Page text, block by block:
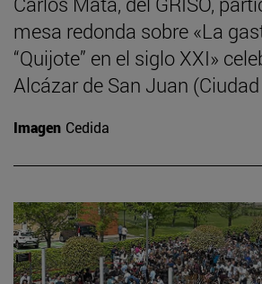
mesa redonda sobre «La
“Quijote” en el siglo XXI»
Alcázar de San Juan
Imagen Cedida